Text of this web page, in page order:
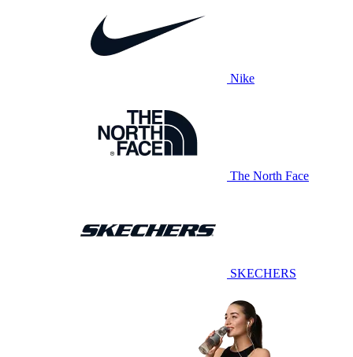
Nike
The North Face
SKECHERS